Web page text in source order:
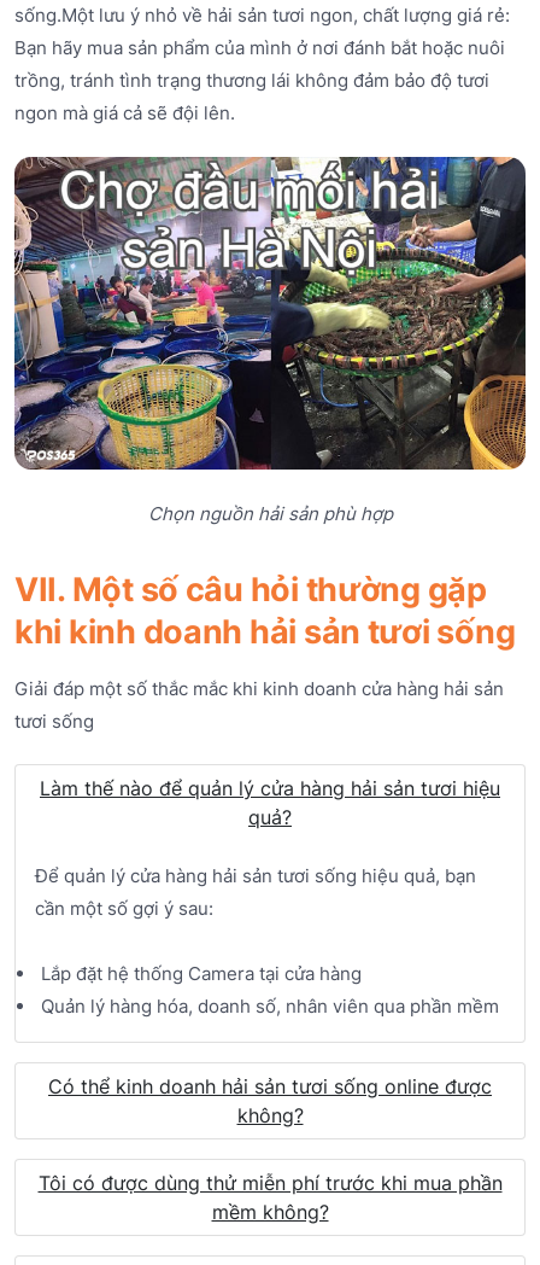
sống.Một lưu ý nhỏ về hải sản tươi ngon, chất lượng giá rẻ:
Bạn hãy mua sản phẩm của mình ở nơi đánh bắt hoặc nuôi
trồng, tránh tình trạng thương lái không đảm bảo độ tươi
ngon mà giá cả sẽ đội lên.
Chọn nguồn hải sản phù hợp
VII. Một số câu hỏi thường gặp
khi kinh doanh hải sản tươi sống
Giải đáp một số thắc mắc khi kinh doanh cửa hàng hải sản
tươi sống
Làm thế nào để quản lý cửa hàng hải sản tươi hiệu
quả?
Để quản lý cửa hàng hải sản tươi sống hiệu quả, bạn
cần một số gợi ý sau:
Lắp đặt hệ thống Camera tại cửa hàng
Quản lý hàng hóa, doanh số, nhân viên qua phần mềm
Có thể kinh doanh hải sản tươi sống online được
không?
Tôi có được dùng thử miễn phí trước khi mua phần
mềm không?